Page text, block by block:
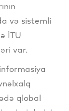
və sistemli
İTU
var.
qlobal